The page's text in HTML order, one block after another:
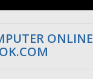
ONLINE